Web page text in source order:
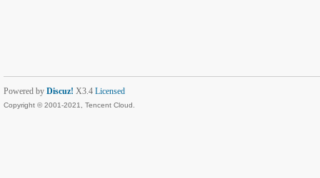
Powered by Discuz! X3.4 Licensed
Copyright © 2001-2021, Tencent Cloud.